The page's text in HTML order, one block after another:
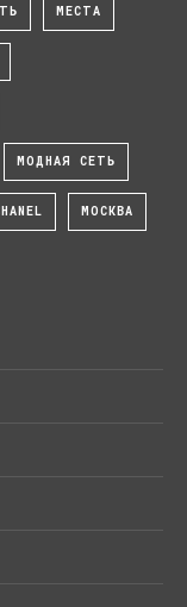
МЕСТА
МОДНАЯ СЕТЬ
МОСКВА